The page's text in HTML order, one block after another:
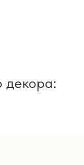
декора: